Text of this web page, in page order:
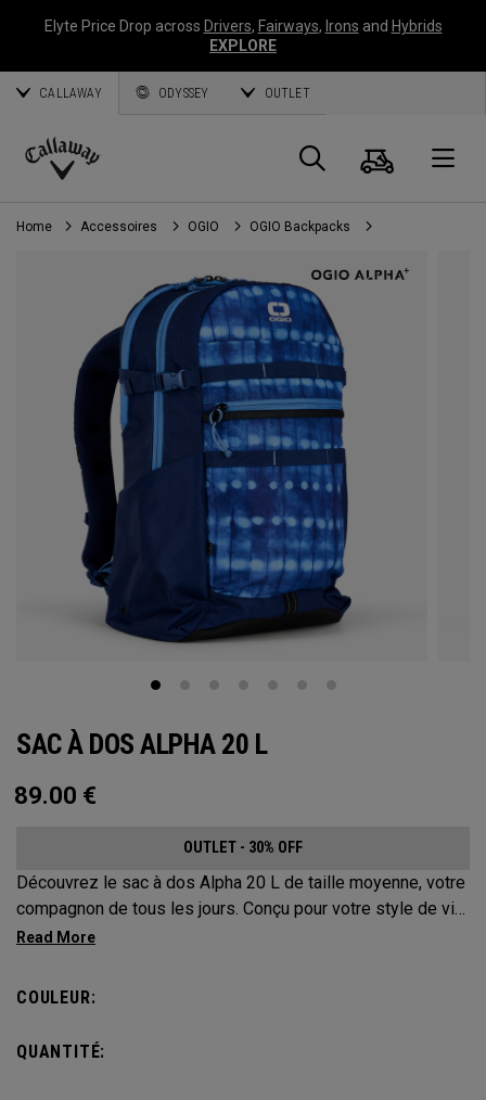
Elyte Price Drop across Drivers, Fairways, Irons and Hybrids
EXPLORE
CALLAWAY ODYSSEY OUTLET
Callaway
Golf
Panier
Home Accessoires OGIO OGIO Backpacks
SAC À DOS ALPHA 20 L
89.00 €
OUTLET - 30% OFF
Découvrez le sac à dos Alpha 20 L de taille moyenne, votre
compagnon de tous les jours. Conçu pour votre style de vie
actif, ce sac est suffisamment spacieux pour accueillir vos
ne pas vous alourdir. Doté d’une poche intérieure pour
prêt à affronter tout ce que la vie vous réserve.
COULEUR:
QUANTITÉ: